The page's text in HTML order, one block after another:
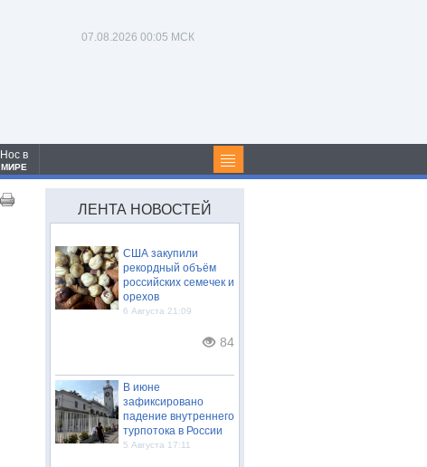
07.08.2026 00:05 МСК
Нос в
МИРЕ
ЛЕНТА НОВОСТЕЙ
США закупили
рекордный объём
российских семечек и
орехов
6 Августа 21:09
84
В июне
зафиксировано
падение внутреннего
турпотока в России
5 Августа 17:11